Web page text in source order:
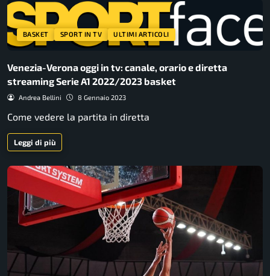
BASKET SPORT IN TV ULTIMI ARTICOLI
Venezia-Verona oggi in tv: canale, orario e diretta
streaming Serie A1 2022/2023 basket
Andrea Bellini 8 Gennaio 2023
Come vedere la partita in diretta
Leggi di più